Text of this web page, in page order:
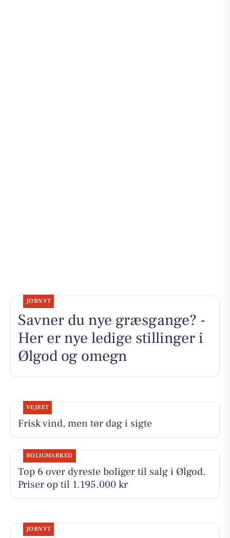
JOBNYT
Savner du nye græsgange? -
Her er nye ledige stillinger i
Ølgod og omegn
VEJRET
Frisk vind, men tør dag i sigte
BOLIGMARKED
Top 6 over dyreste boliger til salg i Ølgod.
Priser op til 1.195.000 kr
JOBNYT